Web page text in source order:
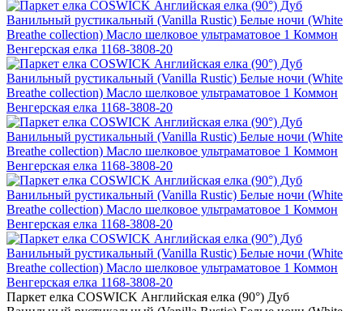
Паркет елка COSWICK Английская елка (90°) Дуб